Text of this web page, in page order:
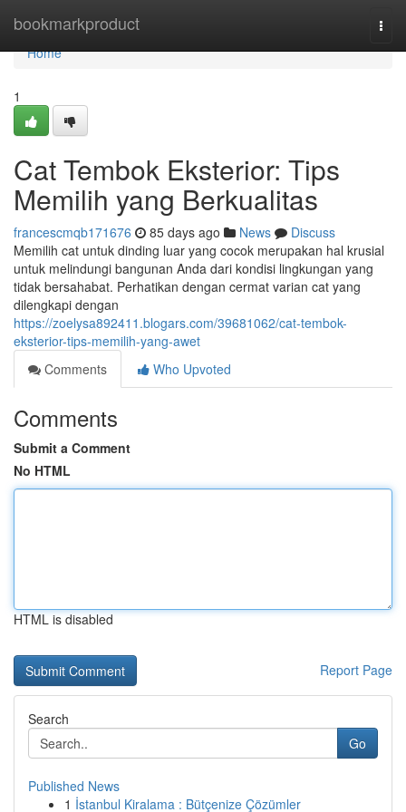
bookmarkproduct
Home
Home
1
Cat Tembok Eksterior: Tips
Memilih yang Berkualitas
francescmqb171676 85 days ago News
Discuss
Memilih cat untuk dinding luar yang cocok merupakan hal krusial
untuk melindungi bangunan Anda dari kondisi lingkungan yang
tidak bersahabat. Perhatikan dengan cermat varian cat yang
dilengkapi dengan
https://zoelysa892411.blogars.com/39681062/cat-tembok-
eksterior-tips-memilih-yang-awet
Comments
Who Upvoted
Comments
Submit a Comment
No HTML
HTML is disabled
Report Page
Search
Go
Published News
1 İstanbul Kiralama : Bütçenize Çözümler